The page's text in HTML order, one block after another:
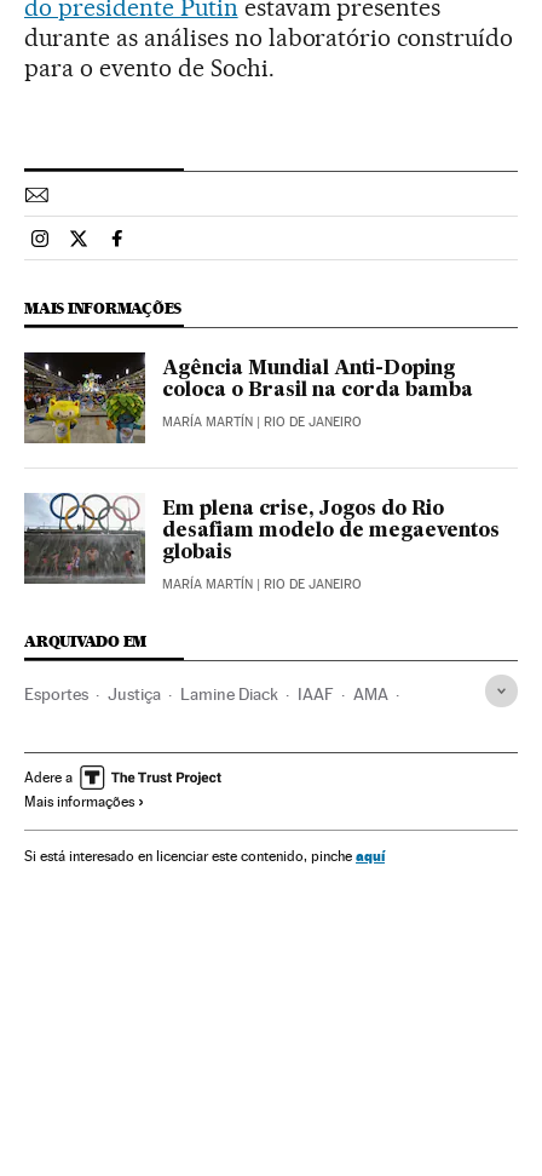
do presidente Putin estavam presentes
durante as análises no laboratório construído
para o evento de Sochi.
Esportes El País Brasil en Instagram
Esportes El País Brasil en Twitter
Esportes El País Brasil en Facebook
MAIS INFORMAÇÕES
Agência Mundial Anti-Doping
coloca o Brasil na corda bamba
MARÍA MARTÍN | RIO DE JANEIRO
Em plena crise, Jogos do Rio
desafiam modelo de megaeventos
globais
MARÍA MARTÍN | RIO DE JANEIRO
ARQUIVADO EM
Esportes Justiça Lamine Diack IAAF AMA
Jogos Olímpicos Organizações desportivas
Adere a
Mais informações
Si está interesado en licenciar este contenido, pinche aquí